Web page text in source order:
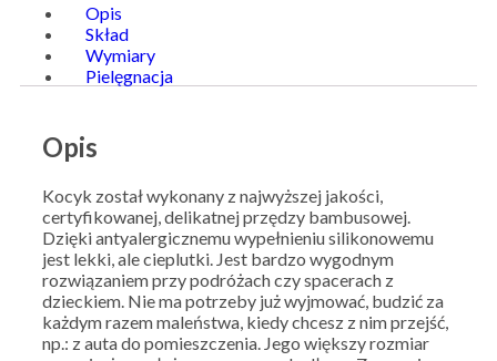
Opis
Skład
Wymiary
Pielęgnacja
Opis
Kocyk został wykonany z najwyższej jakości,
certyfikowanej, delikatnej przędzy bambusowej.
Dzięki antyalergicznemu wypełnieniu silikonowemu
jest lekki, ale cieplutki. Jest bardzo wygodnym
rozwiązaniem przy podróżach czy spacerach z
dzieckiem. Nie ma potrzeby już wyjmować, budzić za
każdym razem maleństwa, kiedy chcesz z nim przejść,
np.: z auta do pomieszczenia. Jego większy rozmiar